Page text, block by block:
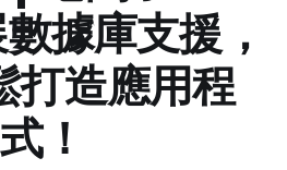
據庫支援，
打造應用程
式！